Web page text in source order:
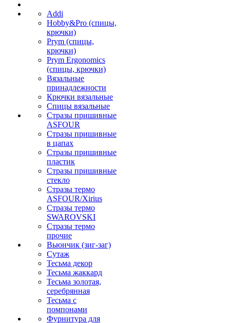
Addi
Hobby&Pro (спицы,
крючки)
Prym (спицы,
крючки)
Prym Ergonomics
(спицы, крючки)
Вязальные
принадлежности
Крючки вязальные
Спицы вязальные
Стразы пришивные
ASFOUR
Стразы пришивные
в цапах
Стразы пришивные
пластик
Стразы пришивные
стекло
Стразы термо
ASFOUR/Xirius
Стразы термо
SWAROVSKI
Стразы термо
прочие
Вьюнчик (зиг-заг)
Сутаж
Тесьма декор
Тесьма жаккард
Тесьма золотая,
серебрянная
Тесьма с
помпонами
Фурнитура для